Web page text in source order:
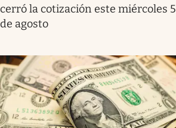
cerró la cotización este miércoles 5
de agosto